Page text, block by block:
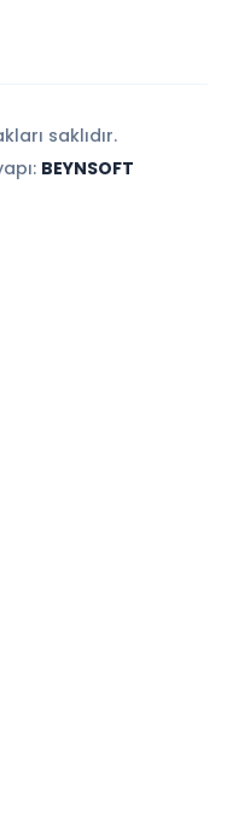
saklıdır.
BEYNSOFT